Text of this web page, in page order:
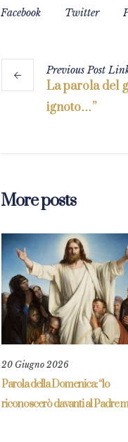
Facebook Twitter
PreviousPost
La parola del
ignoto…”
More posts
20 Giugno 2026
Parola della Domenica: “lo
riconoscerò davanti al Padre